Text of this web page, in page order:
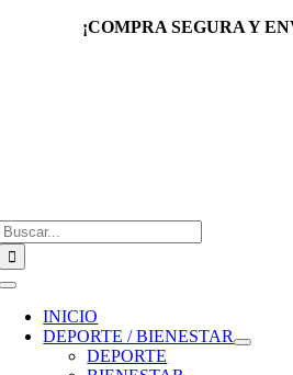
¡COMPRA SEGURA Y
Toggle
Navigation
INICIO
DEPORTE / BIENESTAR
DEPORTE